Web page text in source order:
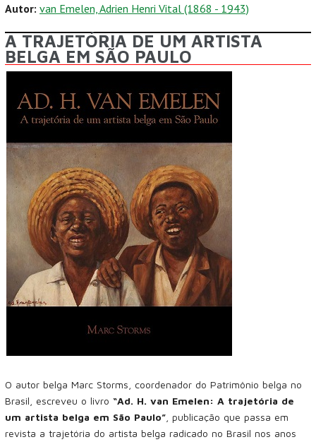
Autor: van Emelen, Adrien Henri Vital (1868 - 1943)
A TRAJETÓRIA DE UM ARTISTA
BELGA EM SÃO PAULO
O autor belga Marc Storms, coordenador do Patrimônio belga no
Brasil, escreveu o livro “Ad. H. van Emelen: A trajetória de
um artista belga em São Paulo” , publicação que passa em
revista a trajetória do artista belga radicado no Brasil nos anos